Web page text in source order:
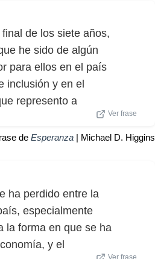
de los siete años,
he sido de algún
para ellos en el país
inclusión y en el
represento a
Ver frase
de Esperanza | Michael D. Higgins
ha perdido entre la
especialmente
la forma en que se ha
y el
Ver frase